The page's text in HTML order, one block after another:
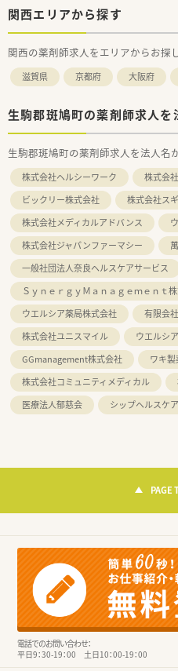
関西エリアから探す
関西の薬剤師求人をエリアからお探
滋賀県 京都府 大阪府
生駒郡斑鳩町の薬剤師求人を
生駒郡斑鳩町の薬剤師求人を法人名
株式会社ヘルシーワーク 株式会
ビックリー株式会社
株式会社ス
株式会社メディカルアドバンス
株式会社ジャパンファーマシー
一般社団法人奈良ヘルスケアサービス
ＳｙｎｅｒｇｙＭａｎａｇｅｍｅｎｔ
ウエルシア薬局株式会社
有限会
株式会社ユニスマイル
ウエルシ
GGmanagement株式会社
ワキ
株式会社コミュニティメディカル
医療法人郁慈会
シップヘルスケ
PAGE
電話でのお問い合わせ：
平日9：30-19：00 土日10：00-19：00